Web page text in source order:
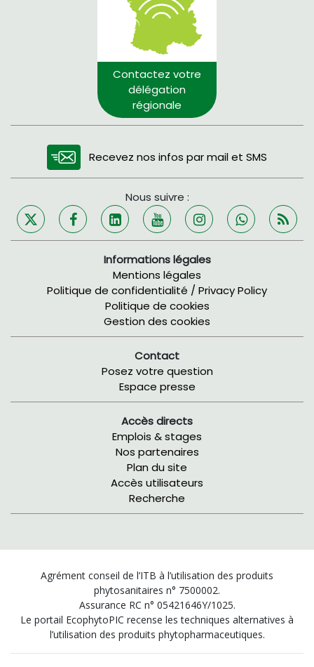
Contactez votre
délégation
régionale
Recevez nos infos par mail et SMS
Nous suivre :
Informations légales
Mentions légales
Politique de confidentialité / Privacy Policy
Politique de cookies
Gestion des cookies
Contact
Posez votre question
Espace presse
Accès directs
Emplois & stages
Nos partenaires
Plan du site
Accès utilisateurs
Recherche
Agrément conseil de l’ITB à l’utilisation des produits
phytosanitaires n° 7500002.
Assurance RC n° 05421646Y/1025.
Le portail EcophytoPIC recense les techniques alternatives à
l’utilisation des produits phytopharmaceutiques.